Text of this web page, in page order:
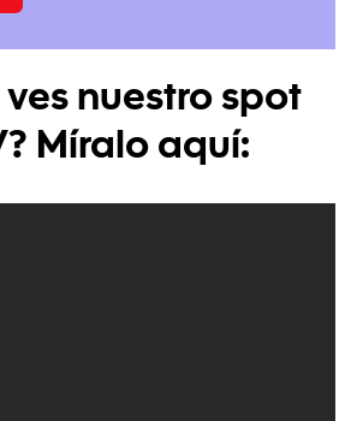
nuestro spot
Míralo aquí: